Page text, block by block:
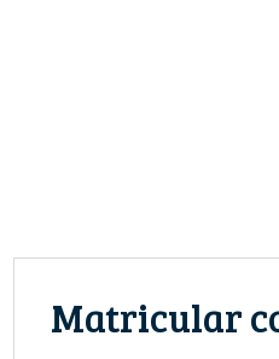
Matricular